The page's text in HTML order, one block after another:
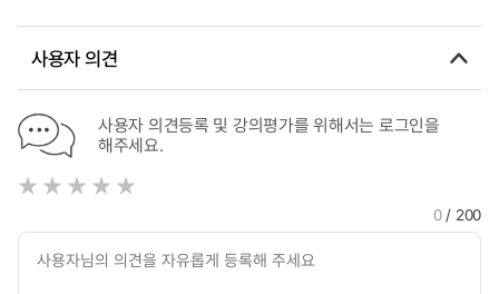
사용자 의견
사용자 의견등록 및 강의평가를 위해서는 로그인을
해주세요.
0/ 200